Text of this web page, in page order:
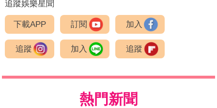
追蹤娛樂星聞
下載APP 訂閱 加入
追蹤 加入 追蹤
熱門新聞